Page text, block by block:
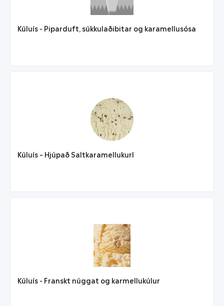
Kúluís - Piparduft, súkkulaðibitar og karamellusósa
Kúluís – Hjúpað Saltkaramellukurl
Kúluís - Franskt núggat og karmellukúlur